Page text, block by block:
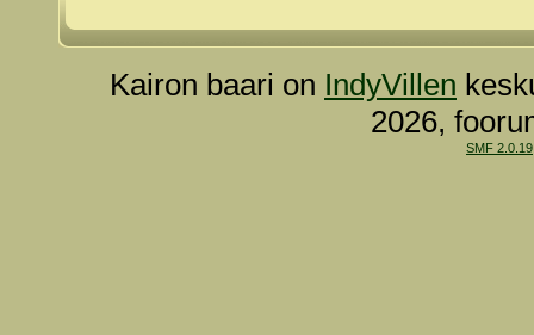
Kairon baari on IndyVillen
2026,
SMF 2.0.19